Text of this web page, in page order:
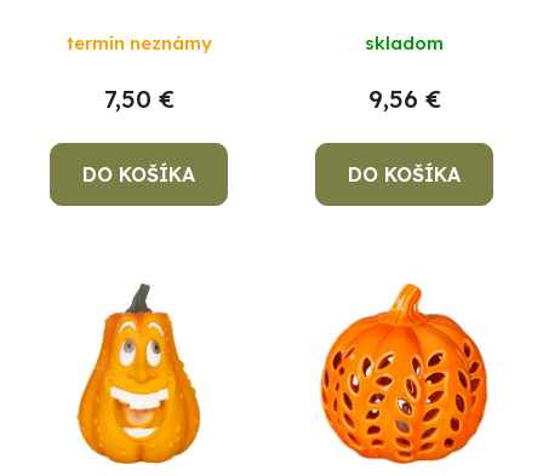
16,2x16,2x21,4 cm
termín neznámy
7,50 €
DO KOŠÍKA
skladom
9,56 €
DO KOŠÍKA